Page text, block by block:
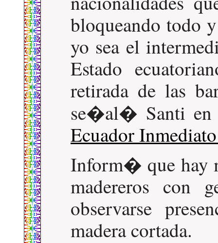
bloqueando todo
yo sea el
Estado
retirada de las
se�al� Santi
Ecuador
Inform� que hay
madereros con
observarse
madera cortada.